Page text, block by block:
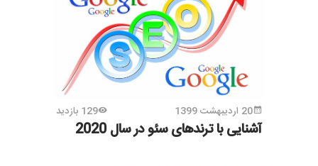
20 اردیبهشت 1399 129 بازدید
آشنایی با ترندهای سئو در سال 2020